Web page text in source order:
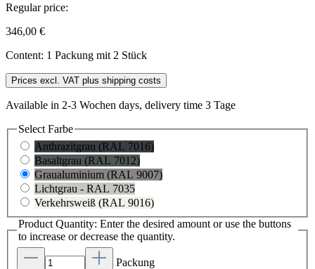
Regular price:
346,00 €
Content: 1 Packung mit 2 Stück
Prices excl. VAT plus shipping costs
Available in 2-3 Wochen days, delivery time 3 Tage
Select Farbe
Anthrazitgrau (RAL 7016)
Basaltgrau (RAL 7012)
Graualuminium (RAL 9007)
Lichtgrau - RAL 7035
Verkehrsweiß (RAL 9016)
Product Quantity: Enter the desired amount or use the buttons
to increase or decrease the quantity.
Packung